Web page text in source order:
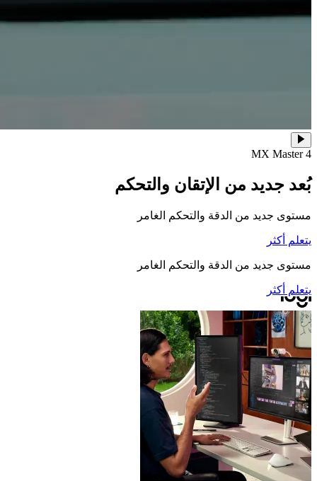
MX Master 4
بُعد جديد من الإتقان والتحكم
مستوى جديد من الدقة والتحكم الغامر
يتعلم أكثر
مستوى جديد من الدقة والتحكم الغامر
يتعلم أكثر